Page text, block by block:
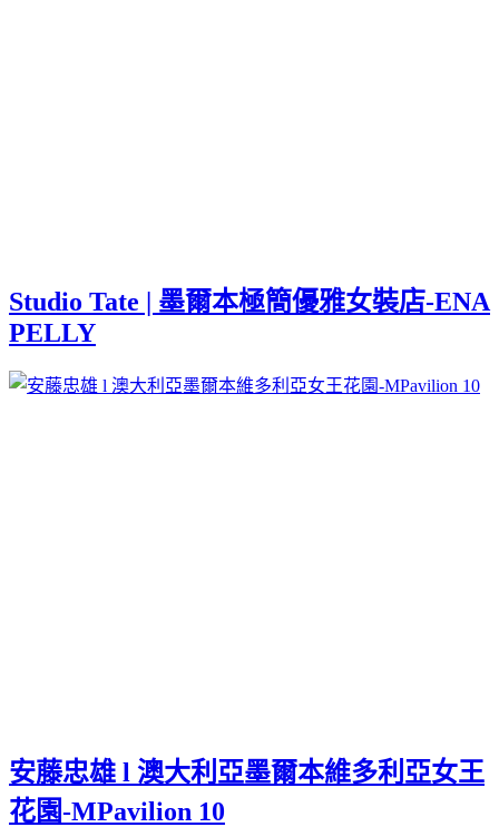
Studio Tate | 墨爾本極簡優雅女裝店-ENA
PELLY
安藤忠雄 l 澳大利亞墨爾本維多利亞女王
花園-MPavilion 10